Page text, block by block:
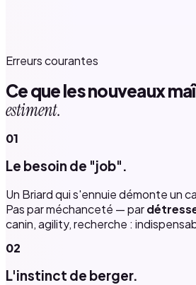
Erreurs courantes
Ce que les nouveaux
estiment.
01
Le besoin de "job".
Un Briard qui s'ennuie démonte un
Pas par méchanceté — par
canin, agility, recherche :
02
L'instinct de berger.